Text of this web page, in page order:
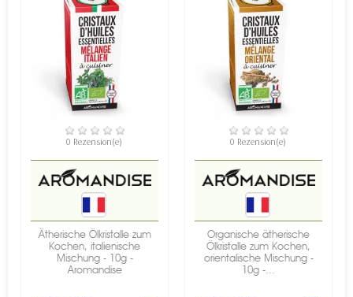
NICHT AUF LAGER
0 Rezension(e)
Ätherische Ölkristalle zum
Kochen, italienische
Mischung - 10g -
Aromandise
VERFÜGBAR
0 Rezension(e)
Organische ätherische
Ölkristalle zum Kochen,
orientalische Mischung -
10g -...